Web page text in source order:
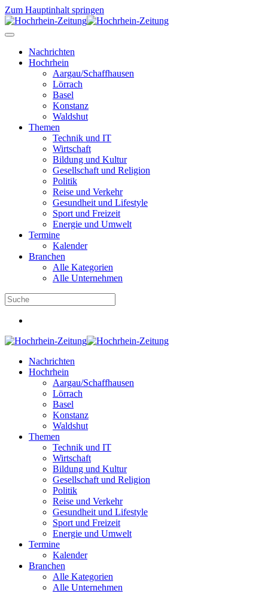
Zum Hauptinhalt springen
Nachrichten
Hochrhein
Aargau/Schaffhausen
Lörrach
Basel
Konstanz
Waldshut
Themen
Technik und IT
Wirtschaft
Bildung und Kultur
Gesellschaft und Religion
Politik
Reise und Verkehr
Gesundheit und Lifestyle
Sport und Freizeit
Energie und Umwelt
Termine
Kalender
Branchen
Alle Kategorien
Alle Unternehmen
Nachrichten
Hochrhein
Aargau/Schaffhausen
Lörrach
Basel
Konstanz
Waldshut
Themen
Technik und IT
Wirtschaft
Bildung und Kultur
Gesellschaft und Religion
Politik
Reise und Verkehr
Gesundheit und Lifestyle
Sport und Freizeit
Energie und Umwelt
Termine
Kalender
Branchen
Alle Kategorien
Alle Unternehmen